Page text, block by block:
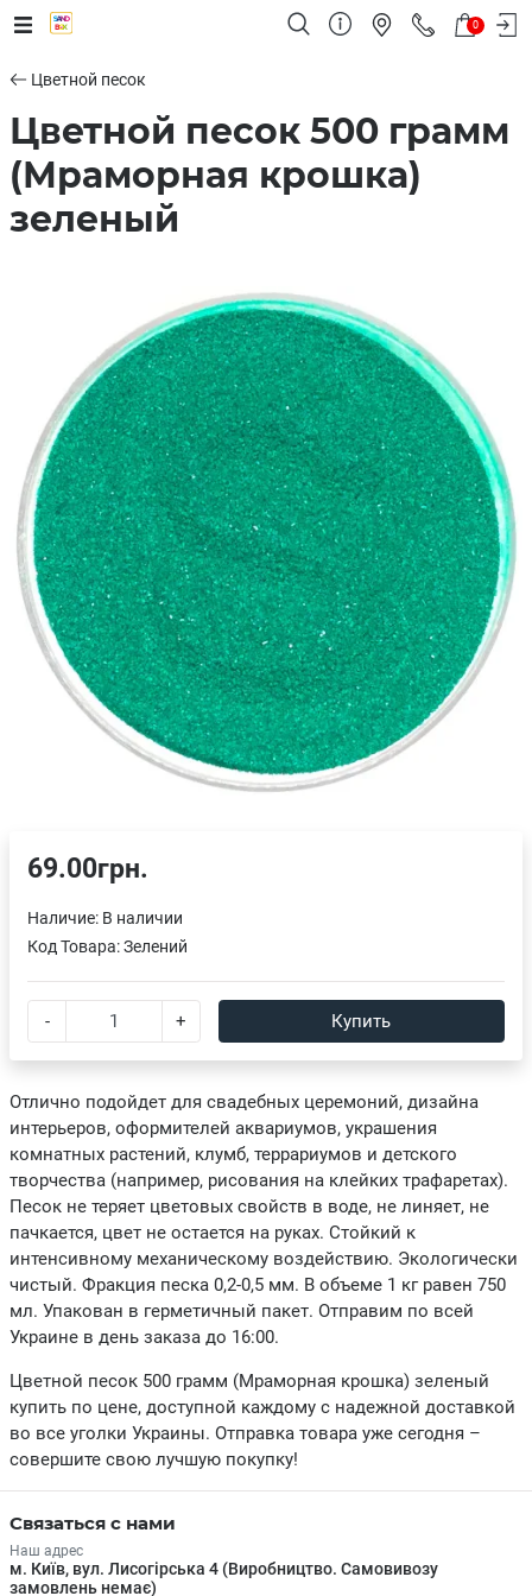
0
Цветной песок
Цветной песок 500 грамм
(Мраморная крошка)
зеленый
Отлично подойдет для свадебных церемоний, дизайна
интерьеров, оформителей аквариумов, украшения
комнатных растений, клумб, террариумов и детского
творчества (например, рисования на клейких трафаретах).
Песок не теряет цветовых свойств в воде, не линяет, не
пачкается, цвет не остается на руках. Стойкий к
интенсивному механическому воздействию. Экологически
чистый. Фракция песка 0,2-0,5 мм. В объеме 1 кг равен 750
мл. Упакован в герметичный пакет. Отправим по всей
Украине в день заказа до 16:00.
Цветной песок 500 грамм (Мраморная крошка) зеленый
купить по цене, доступной каждому с надежной доставкой
во все уголки Украины. Отправка товара уже сегодня –
совершите свою лучшую покупку!
69.00грн.
Наличие: В наличии
Код Товара:Зелений
- + Купить
Связаться с нами
Наш адрес
м. Київ, вул. Лисогірська 4 (Виробництво. Самовивозу
замовлень немає)